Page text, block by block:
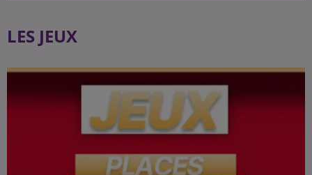
LES JEUX